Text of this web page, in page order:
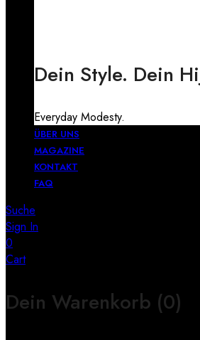
Dein Style. Dein
Everyday Modesty.
ÜBER UNS
MAGAZINE
KONTAKT
FAQ
Suche
Sign In
0
Cart
Dein Warenkorb (0)